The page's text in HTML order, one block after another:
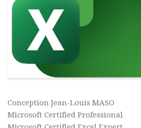
Conception Jean-Louis MASO
Microsoft Certified Professional